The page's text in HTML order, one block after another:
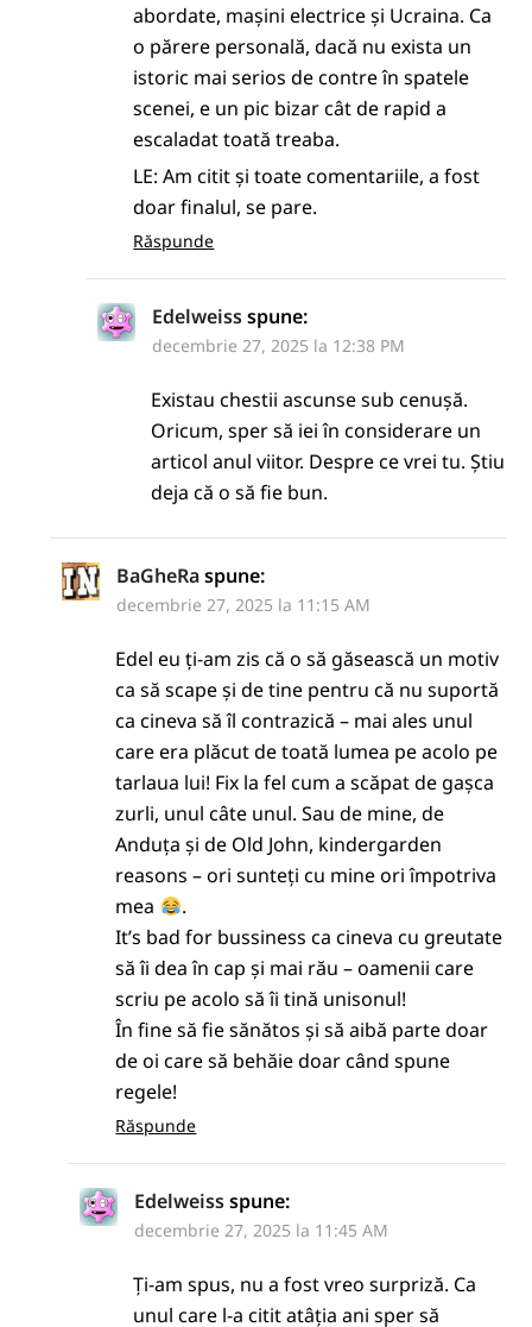
abordate, mașini electrice și Ucraina. Ca
o părere personală, dacă nu exista un
istoric mai serios de contre în spatele
scenei, e un pic bizar cât de rapid a
escaladat toată treaba.
LE: Am citit și toate comentariile, a fost
doar finalul, se pare.
Răspunde
Edelweiss spune:
decembrie 27, 2025 la 12:38 PM
Existau chestii ascunse sub cenușă.
Oricum, sper să iei în considerare un
articol anul viitor. Despre ce vrei tu. Știu
deja că o să fie bun.
BaGheRa spune:
decembrie 27, 2025 la 11:15 AM
Edel eu ți-am zis că o să găsească un motiv
ca să scape și de tine pentru că nu suportă
ca cineva să îl contrazică – mai ales unul
care era plăcut de toată lumea pe acolo pe
tarlaua lui! Fix la fel cum a scăpat de gașca
zurli, unul câte unul. Sau de mine, de
Anduța și de Old John, kindergarden
reasons – ori sunteți cu mine ori împotriva
mea
.
It’s bad for bussiness ca cineva cu greutate
să îi dea în cap și mai rău – oamenii care
scriu pe acolo să îi tină unisonul!
În fine să fie sănătos și să aibă parte doar
de oi care să behăie doar când spune
regele!
Răspunde
Edelweiss spune:
decembrie 27, 2025 la 11:45 AM
Ți-am spus, nu a fost vreo surpriză. Ca
unul care l-a citit atâția ani sper să